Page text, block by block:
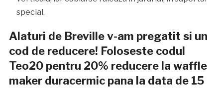
special.
Alaturi de Breville v-am pregatit si un
cod de reducere! Foloseste codul
Teo20 pentru 20% reducere la waffle
maker duracermic pana la data de 15